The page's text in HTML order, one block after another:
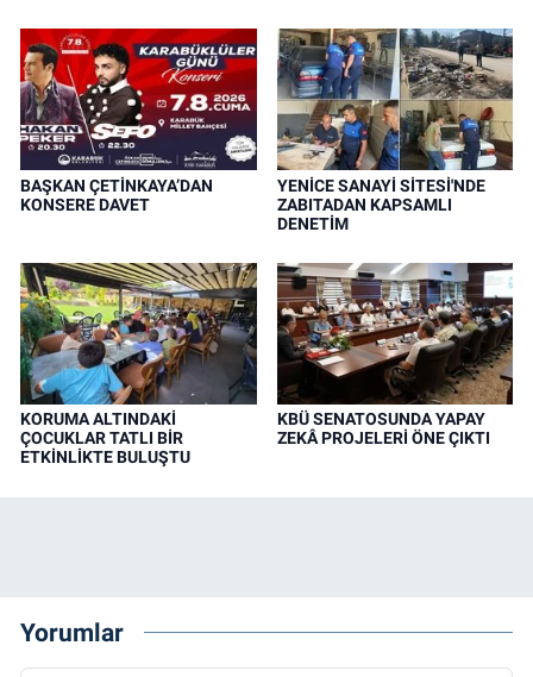
BAŞKAN ÇETİNKAYA’DAN
KONSERE DAVET
YENİCE SANAYİ SİTESİ'NDE
ZABITADAN KAPSAMLI
DENETİM
KORUMA ALTINDAKİ
ÇOCUKLAR TATLI BİR
ETKİNLİKTE BULUŞTU
KBÜ SENATOSUNDA YAPAY
ZEKÂ PROJELERİ ÖNE ÇIKTI
Yorumlar